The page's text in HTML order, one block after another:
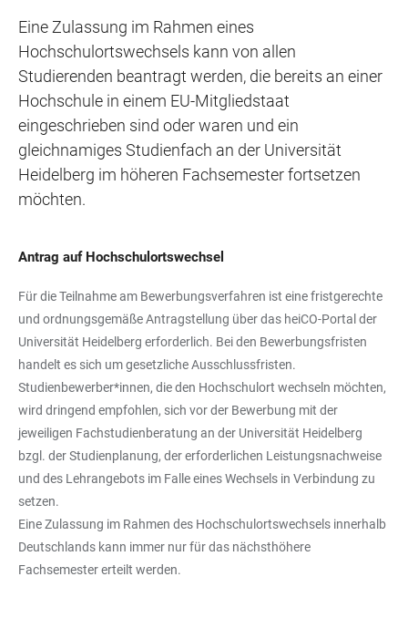
Eine Zulassung im Rahmen eines
Hochschulortswechsels kann von allen
Studierenden beantragt werden, die bereits an einer
Hochschule in einem EU-Mitgliedstaat
eingeschrieben sind oder waren und ein
gleichnamiges Studienfach an der Universität
Heidelberg im höheren Fachsemester fortsetzen
möchten.
Antrag auf Hochschulortswechsel
Für die Teilnahme am Bewerbungsverfahren ist eine fristgerechte
und ordnungsgemäße Antragstellung über das heiCO-Portal der
Universität Heidelberg erforderlich. Bei den Bewerbungsfristen
handelt es sich um gesetzliche Ausschlussfristen.
Studienbewerber*innen, die den Hochschulort wechseln möchten,
wird dringend empfohlen, sich vor der Bewerbung mit der
jeweiligen Fachstudienberatung an der Universität Heidelberg
bzgl. der Studienplanung, der erforderlichen Leistungsnachweise
und des Lehrangebots im Falle eines Wechsels in Verbindung zu
setzen.
Eine Zulassung im Rahmen des Hochschulortswechsels innerhalb
Deutschlands kann immer nur für das nächsthöhere
Fachsemester erteilt werden.